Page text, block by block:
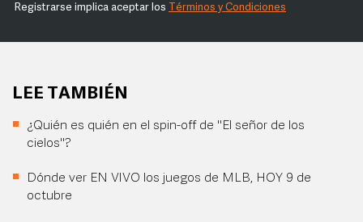
Registrarse implica aceptar los Términos y Condiciones
LEE TAMBIÉN
¿Quién es quién en el spin-off de "El señor de los
cielos"?
Dónde ver EN VIVO los juegos de MLB, HOY 9 de
octubre